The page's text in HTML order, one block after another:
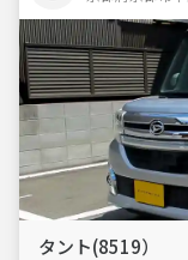
タント(8519）